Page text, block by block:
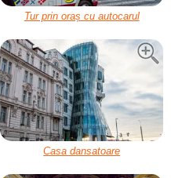
Tur prin oraș cu autocarul
Casa dansatoare